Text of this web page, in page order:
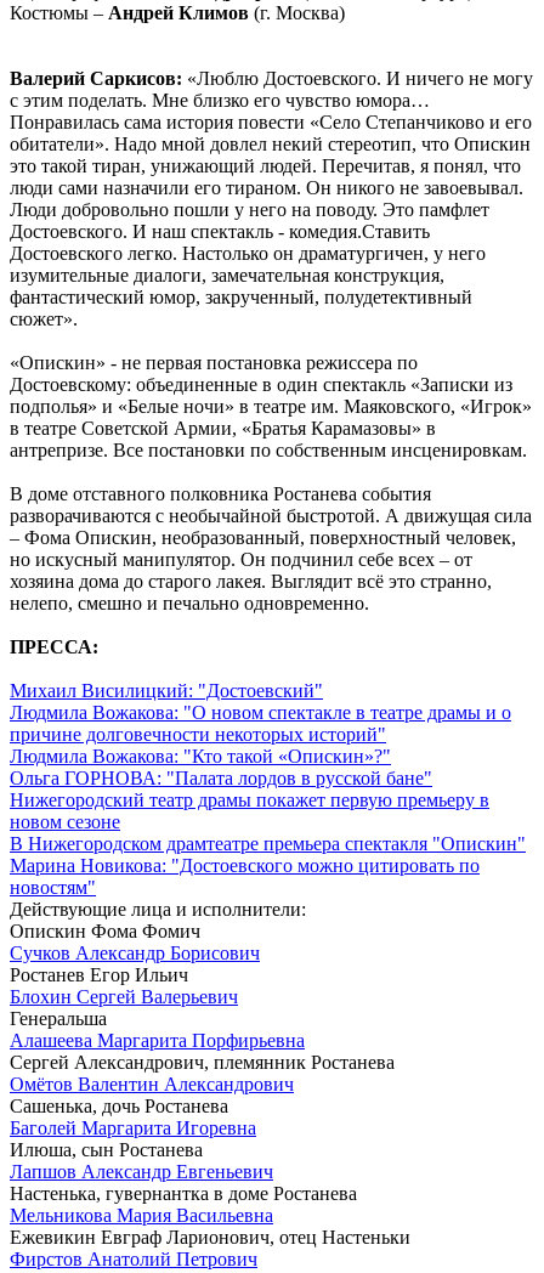
Костюмы – Андрей Климов (г. Москва)
Валерий Саркисов: «Люблю Достоевского. И ничего не могу
с этим поделать. Мне близко его чувство юмора…
Понравилась сама история повести «Село Степанчиково и его
обитатели». Надо мной довлел некий стереотип, что Опискин
это такой тиран, унижающий людей. Перечитав, я понял, что
люди сами назначили его тираном. Он никого не завоевывал.
Люди добровольно пошли у него на поводу. Это памфлет
Достоевского. И наш спектакль - комедия.Ставить
Достоевского легко. Настолько он драматургичен, у него
изумительные диалоги, замечательная конструкция,
фантастический юмор, закрученный, полудетективный
сюжет».
«Опискин» - не первая постановка режиссера по
Достоевскому: объединенные в один спектакль «Записки из
подполья» и «Белые ночи» в театре им. Маяковского, «Игрок»
в театре Советской Армии, «Братья Карамазовы» в
антрепризе. Все постановки по собственным инсценировкам.
В доме отставного полковника Ростанева события
разворачиваются с необычайной быстротой. А движущая сила
– Фома Опискин, необразованный, поверхностный человек,
но искусный манипулятор. Он подчинил себе всех – от
хозяина дома до старого лакея. Выглядит всё это странно,
нелепо, смешно и печально одновременно.
ПРЕССА:
Михаил Висилицкий: "Достоевский"
Людмила Вожакова: "О новом спектакле в театре драмы и о
причине долговечности некоторых историй"
Людмила Вожакова: "Кто такой «Опискин»?"
Ольга ГОРНОВА: "Палата лордов в русской бане"
Нижегородский театр драмы покажет первую премьеру в
новом сезоне
В Нижегородском драмтеатре премьера спектакля "Опискин"
Марина Новикова: "Достоевского можно цитировать по
новостям"
Действующие лица и исполнители:
Опискин Фома Фомич
Сучков Александр Борисович
Ростанев Егор Ильич
Блохин Сергей Валерьевич
Генеральша
Алашеева Маргарита Порфирьевна
Сергей Александрович, племянник Ростанева
Омётов Валентин Александрович
Сашенька, дочь Ростанева
Баголей Маргарита Игоревна
Илюша, сын Ростанева
Лапшов Александр Евгеньевич
Настенька, гувернантка в доме Ростанева
Мельникова Мария Васильевна
Ежевикин Евграф Ларионович, отец Настеньки
Фирстов Анатолий Петрович